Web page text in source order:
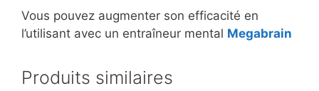
Vous pouvez augmenter son efficacité en
l’utilisant avec un entraîneur mental Megabrain
Produits similaires